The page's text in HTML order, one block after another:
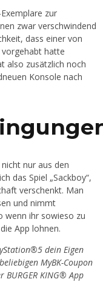
zur
zwar verschwindend
dass einer von
vorgehabt hatte
also zusätzlich noch
Konsole nach
nur aus den
das Spiel „Sackboy“,
verschenkt. Man
und nimmt
wenn ihr sowieso zu
App lohnen.
dein Eigen
MyBK-Coupon
KING® App